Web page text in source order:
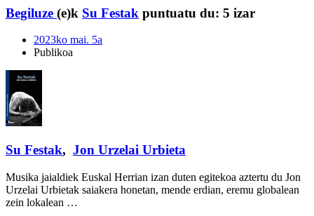
Begiluze (e)k Su Festak puntuatu du: 5 izar
2023ko mai. 5a
Publikoa
Su Festak, Jon Urzelai Urbieta
Musika jaialdiek Euskal Herrian izan duten egitekoa aztertu du Jon
Urzelai Urbietak saiakera honetan, mende erdian, eremu globalean
zein lokalean …